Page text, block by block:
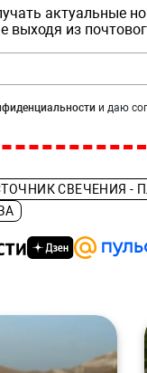
актуальные
выходя из
и даю
СВЕЧЕНИЯ -